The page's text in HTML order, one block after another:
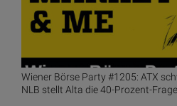
Wiener Börse Party #1205: ATX
NLB stellt Alta die 40-Prozent-